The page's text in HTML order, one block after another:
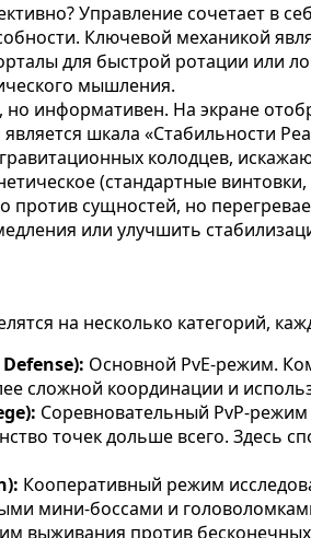
Управление сочетает в
Ключевой механикой
для быстрой ротации или
мышления.
информативен. На экране
шкала «Стабильности
колодцев,
(стандартные
сущностей, но
или улучшить
на несколько категорий,
Основной PvE-режим.
сложной координации и
Соревновательный PvP-
точек дольше всего. Здесь
Кооперативный режим
мини-боссами и
выживания против